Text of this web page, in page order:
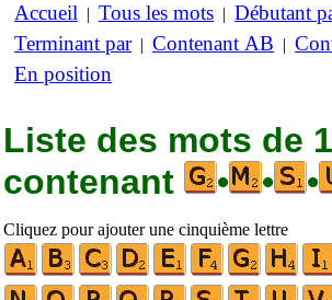
Accueil | Tous les mots | Débutant
Terminant par| Contenant AB |
En position
Liste des mots de
contenant
• • •
Cliquez pour ajouter une cinquième lettre